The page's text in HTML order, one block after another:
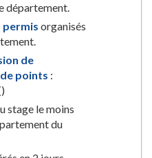
département.
permis organisés
de
points :
stage le moins
du